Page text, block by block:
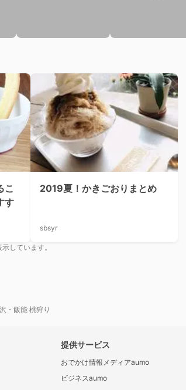
こ
す
2019夏！かきごおりまとめ
sbsyr
しています。
・飯能 桃狩り
提供サービス
おでかけ情報メディアaumo
ビジネスaumo